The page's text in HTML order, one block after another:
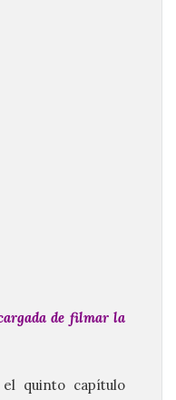
de filmar la
quinto capítulo